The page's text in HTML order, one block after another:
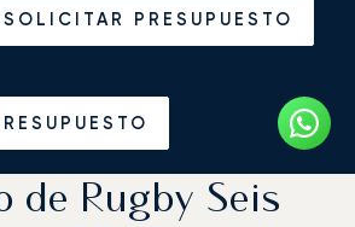
SOLICITAR PRESUPUESTO
de Rugby Seis